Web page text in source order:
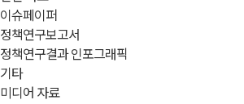
이슈페이퍼
정책연구보고서
정책연구결과 인포그래픽
기타
미디어 자료